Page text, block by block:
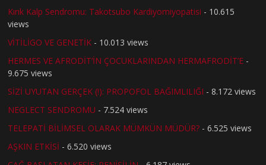
Kırık Kalp Sendromu: Takotsubo Kardiyomiyopatisi - 10.615
views
VİTİLİGO VE GENETİK - 10.013 views
HERMES VE AFRODİT’İN ÇOCUKLARINDAN HERMAFRODİT’E -
9.675 views
SİZİ UYUTAN GERÇEK (!): PROPOFOL BAĞIMLILIĞI - 8.172 views
NEGLECT SENDROMU - 7.524 views
TELEPATİ BİLİMSEL OLARAK MÜMKÜN MÜDÜR? - 6.525 views
AŞKIN ETKİSİ - 6.520 views